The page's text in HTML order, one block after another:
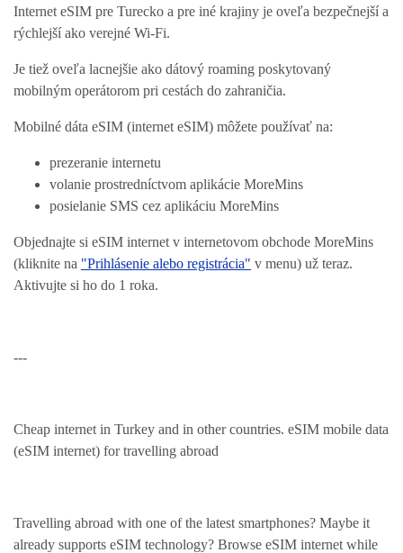
Internet eSIM pre Turecko a pre iné krajiny je oveľa bezpečnejší a
rýchlejší ako verejné Wi-Fi.
Je tiež oveľa lacnejšie ako dátový roaming poskytovaný
mobilným operátorom pri cestách do zahraničia.
Mobilné dáta eSIM (internet eSIM) môžete používať na:
prezeranie internetu
volanie prostredníctvom aplikácie MoreMins
posielanie SMS cez aplikáciu MoreMins
Objednajte si eSIM internet v internetovom obchode MoreMins
(kliknite na "Prihlásenie alebo registrácia" v menu) už teraz.
Aktivujte si ho do 1 roka.
---
Cheap internet in Turkey and in other countries. eSIM mobile data
(eSIM internet) for travelling abroad
Travelling abroad with one of the latest smartphones? Maybe it
already supports eSIM technology? Browse eSIM internet while